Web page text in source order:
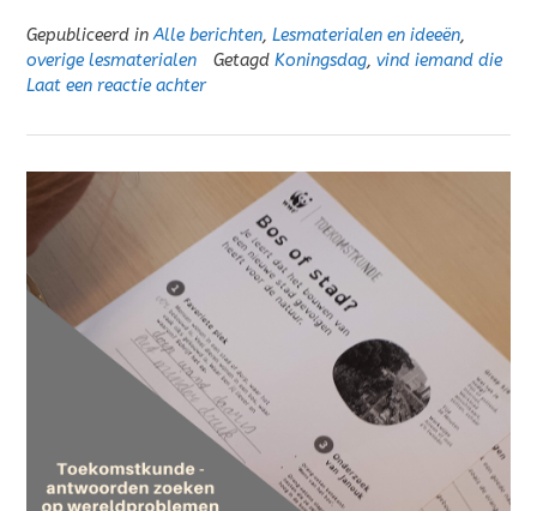
Gepubliceerd inAlle berichten, Lesmaterialen en ideeën,
overige lesmaterialen
Getagd Koningsdag, vind iemand die
Laat een reactie achter